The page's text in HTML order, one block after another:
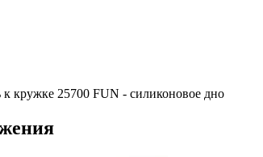
кружке 25700 FUN - силиконовое дно